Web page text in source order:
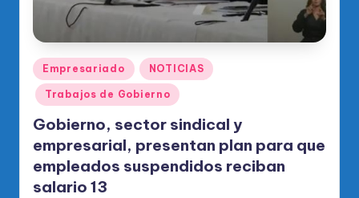
Publicado
en
Empresariado NOTICIAS
Trabajos de Gobierno
Gobierno, sector sindical y
empresarial, presentan plan para que
empleados suspendidos reciban
salario 13